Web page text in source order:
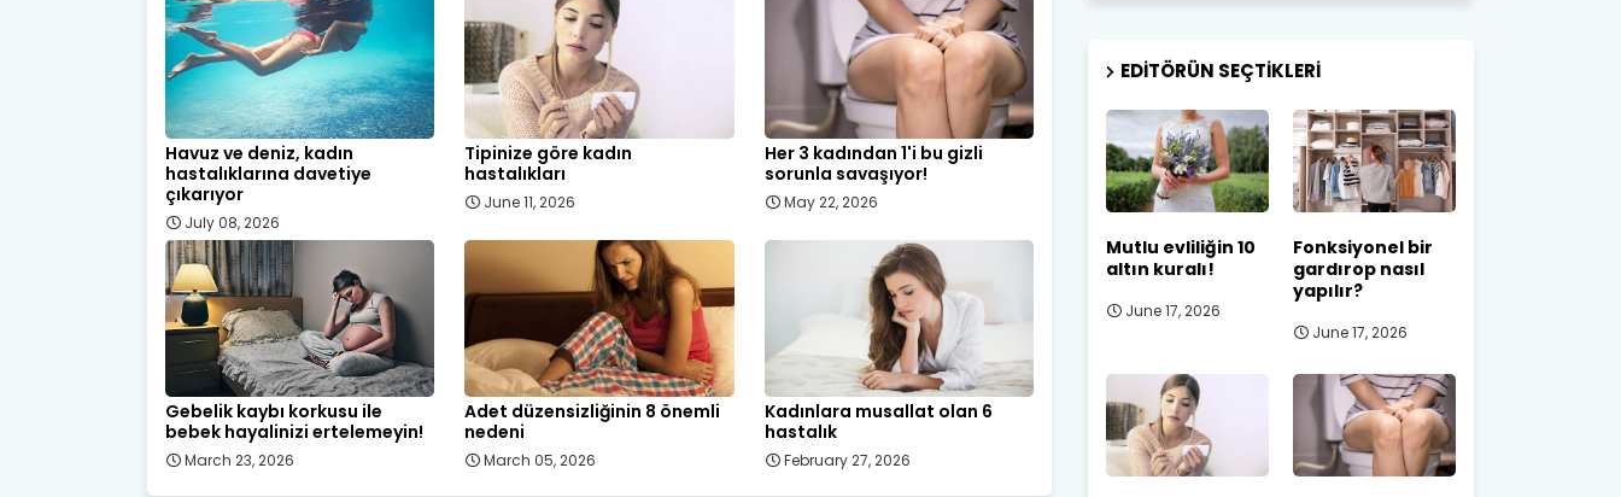
Havuz ve deniz, kadın
hastalıklarına davetiye
çıkarıyor
July 08, 2026
Tipinize göre kadın
hastalıkları
June 11, 2026
Her 3 kadından 1'i bu gizli
sorunla savaşıyor!
May 22, 2026
Gebelik kaybı korkusu ile
bebek hayalinizi ertelemeyin!
March 23, 2026
Adet düzensizliğinin 8 önemli
nedeni
March 05, 2026
Kadınlara musallat olan 6
hastalık
February 27, 2026
EDITÖRÜN SEÇTIKLERI
Mutlu evliliğin 10
altın kuralı!
June 17, 2026
Fonksiyonel bir
gardırop nasıl
yapılır?
June 17, 2026